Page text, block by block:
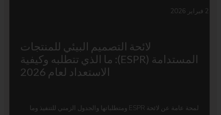
2 فبراير 2026
لائحة التصميم البيئي للمنتجات
المستدامة (ESPR): ما الذي تتطلبه وكيفية
الاستعداد لعام 2026
لمحة عامة عن لائحة ESPR ومتطلباتها والجدول الزمني للتنفيذ وما